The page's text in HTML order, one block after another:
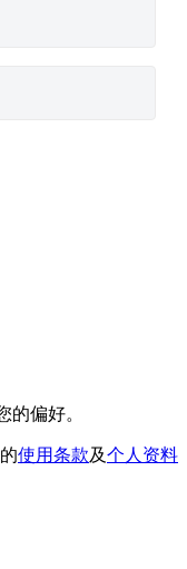
的偏好。
使用条款及个人资料